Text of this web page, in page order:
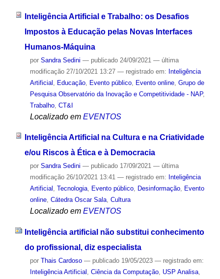
Inteligência Artificial e Trabalho: os Desafios
Impostos à Educação pelas Novas Interfaces
Humanos-Máquina
por Sandra Sedini — publicado24/09/2021 — última
modificação27/10/2021 13:27 — registrado em: Inteligência
Artificial
Educação, Evento público, Evento online, Grupo de
Pesquisa Observatório da Inovação e Competitividade - NAP,
Trabalho, CT&I
Localizado em EVENTOS
Inteligência Artificial na Cultura e na Criatividade
e/ou Riscos à Ética e à Democracia
por Sandra Sedini — publicado17/09/2021 — última
modificação26/10/2021 13:41 — registrado em: Inteligência
Artificial , Tecnologia, Evento público, Desinformação, Evento
online, Cátedra Oscar Sala, Cultura
Localizado em EVENTOS
Inteligência artificial não substitui conhecimento
do profissional, diz especialista
por Thais Cardoso — publicado19/05/2023 — registrado em:
Inteligência Artificial , Ciência da Computação, USP Analisa,